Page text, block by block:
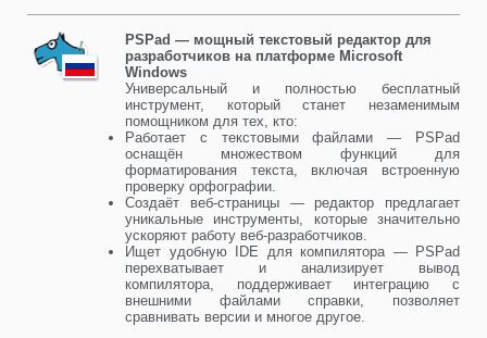
PSPad — мощный текстовый редактор для
разработчиков на платформе Microsoft
Windows
Универсальный и полностью бесплатный
инструмент, который станет незаменимым
помощником для тех, кто:
Работает с текстовыми файлами — PSPad
оснащён множеством функций для
форматирования текста, включая встроенную
проверку орфографии.
Создаёт веб-страницы — редактор предлагает
уникальные инструменты, которые значительно
ускоряют работу веб-разработчиков.
Ищет удобную IDE для компилятора — PSPad
перехватывает и анализирует вывод
компилятора, поддерживает интеграцию с
внешними файлами справки, позволяет
сравнивать версии и многое другое.